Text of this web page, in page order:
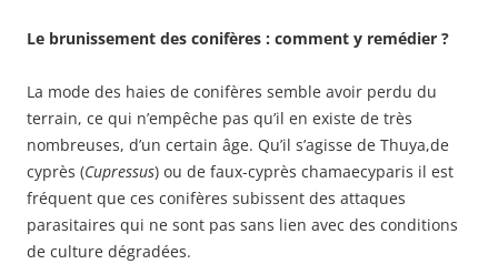
Le brunissement des conifères : comment y remédier ?
La mode des haies de conifères semble avoir perdu du
terrain, ce qui n’empêche pas qu’il en existe de très
nombreuses, d’un certain âge. Qu’il s’agisse de Thuya,de
cyprès (Cupressus) ou de faux-cyprès chamaecyparis il est
fréquent que ces conifères subissent des attaques
parasitaires qui ne sont pas sans lien avec des conditions
de culture dégradées.